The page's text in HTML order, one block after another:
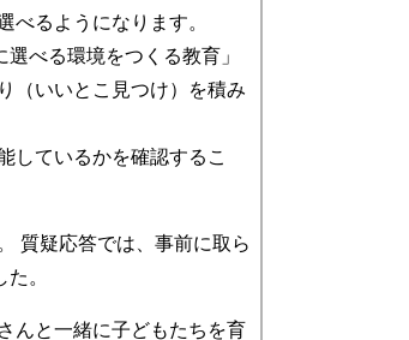
べるようになります。
べる環境をつくる教育」
（いいとこ見つけ）を積み
しているかを確認するこ
質疑応答では、事前に取ら
。
んと一緒に子どもたちを育